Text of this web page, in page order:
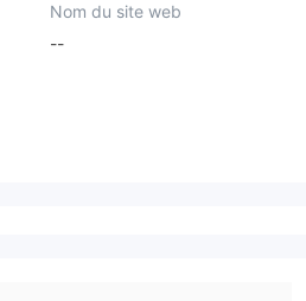
Nom du site web
--